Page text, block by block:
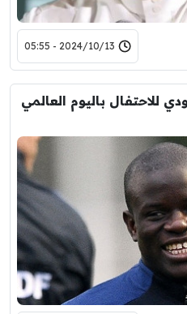
2024/10/13 - 05:55
للاحتفال باليوم العالمي